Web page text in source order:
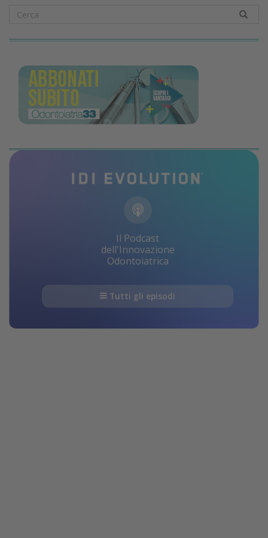
Il Podcast
dell'Innovazione
Odontoiatrica
Tutti gli episodi